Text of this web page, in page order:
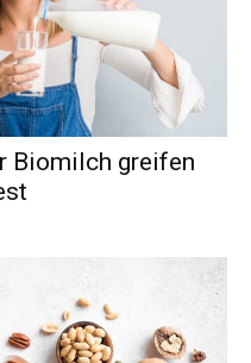
Biomilch greifen